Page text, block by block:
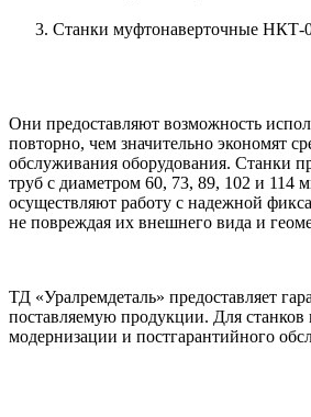
Станки муфтонаверточные
Они предоставляют возможность
повторно, чем значительно экономят
обслуживания оборудования. Станки
труб с диаметром 60, 73, 89, 102 и 114
осуществляют работу с надежной
не повреждая их внешнего вида и
ТД «Уралремдеталь» предоставляет
поставляемую продукции. Для станков
модернизации и постгарантийного